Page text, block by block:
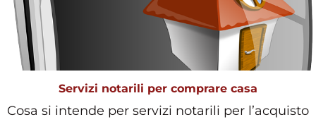
Servizi notarili per comprare casa
Cosa si intende per servizi notarili per l’acquisto